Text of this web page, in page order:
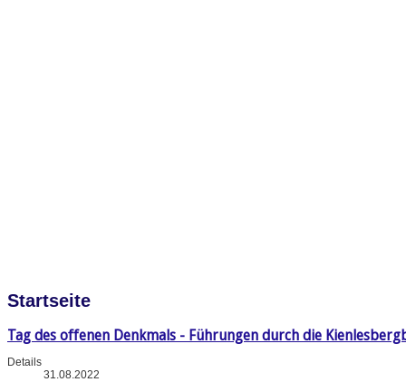
Startseite
Tag des offenen Denkmals - Führungen durch die
Details
31.08.2022